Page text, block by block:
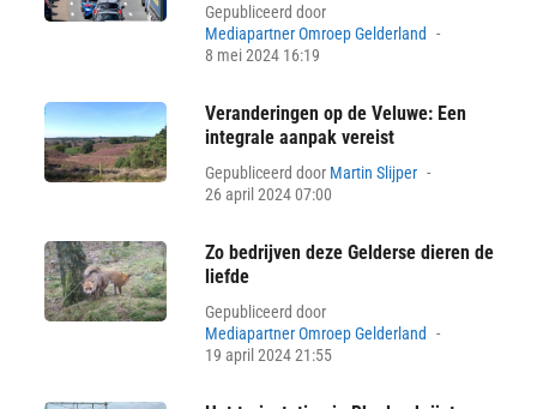
Gepubliceerd door
Mediapartner Omroep Gelderland
8 mei 2024 16:19
Veranderingen op de Veluwe: Een
integrale aanpak vereist
Gepubliceerd door Martin Slijper
26 april 2024 07:00
Zo bedrijven deze Gelderse dieren de
liefde
Gepubliceerd door
Mediapartner Omroep Gelderland
19 april 2024 21:55